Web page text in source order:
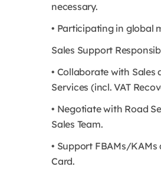
necessary.
• Participating in global
Sales Support
• Collaborate with
Services (incl. VAT
• Negotiate with Road
Sales Team.
• Support FBAMs/
Card.